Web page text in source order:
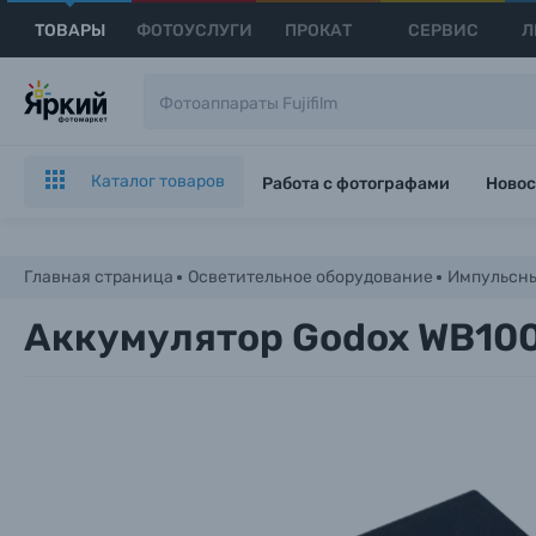
ТОВАРЫ ФОТОУСЛУГИ ПРОКАТ СЕРВИС
Каталог товаров Работа с фотографами
Главная страница Осветительное оборудование
Аккумулятор Godox